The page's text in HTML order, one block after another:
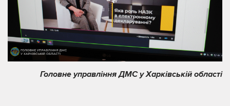
Головне управління ДМС у Харківській області